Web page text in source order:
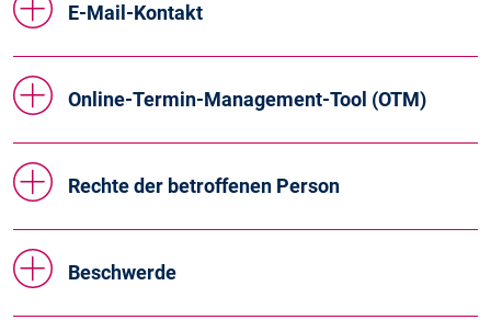
E-Mail-Kontakt
Online-Termin-Management-Tool (OTM)
Rechte der betroffenen Person
Beschwerde